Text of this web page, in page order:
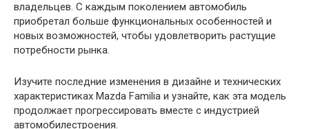
владельцев. С каждым поколением автомобиль
приобретал больше функциональных особенностей и
новых возможностей, чтобы удовлетворить растущие
потребности рынка.
Изучите последние изменения в дизайне и технических
характеристиках Mazda Familia и узнайте, как эта модель
продолжает прогрессировать вместе с индустрией
автомобилестроения.